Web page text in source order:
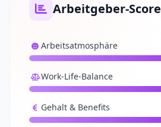
Arbeitgeber-Score
Arbeitsatmosphäre
Work-Life-Balance
Gehalt & Benefits